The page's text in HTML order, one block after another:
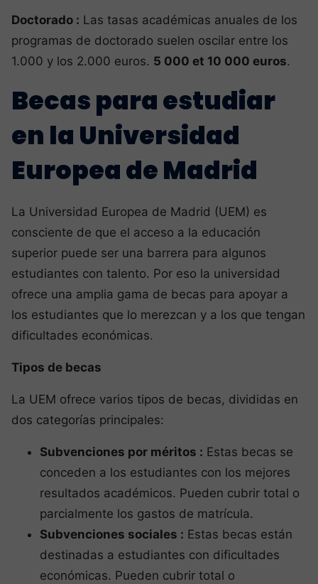
Doctorado : Las tasas académicas anuales de los
programas de doctorado suelen oscilar entre los
1.000 y los 2.000 euros. 5 000 et 10 000 euros.
Becas para estudiar
en la Universidad
Europea de Madrid
La Universidad Europea de Madrid (UEM) es
consciente de que el acceso a la educación
superior puede ser una barrera para algunos
estudiantes con talento. Por eso la universidad
ofrece una amplia gama de becas para apoyar a
los estudiantes que lo merezcan y a los que tengan
dificultades económicas.
Tipos de becas
La UEM ofrece varios tipos de becas, divididas en
dos categorías principales:
Subvenciones por méritos : Estas becas se
conceden a los estudiantes con los mejores
resultados académicos. Pueden cubrir total o
parcialmente los gastos de matrícula.
Subvenciones sociales : Estas becas están
destinadas a estudiantes con dificultades
económicas. Pueden cubrir total o